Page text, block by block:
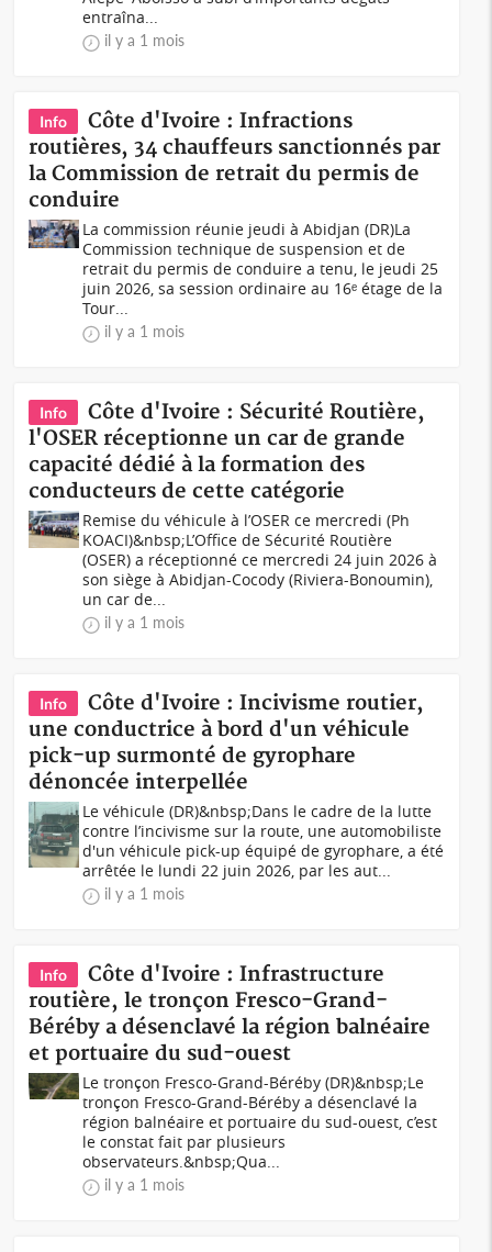
entraîna...
il y a 1 mois
Info
Côte d'Ivoire : Infractions
routières, 34 chauffeurs sanctionnés par
la Commission de retrait du permis de
conduire
La commission réunie jeudi à Abidjan (DR)La
Commission technique de suspension et de
retrait du permis de conduire a tenu, le jeudi 25
juin 2026, sa session ordinaire au 16ᵉ étage de la
Tour...
il y a 1 mois
Info
Côte d'Ivoire : Sécurité Routière,
l'OSER réceptionne un car de grande
capacité dédié à la formation des
conducteurs de cette catégorie
Remise du véhicule à l’OSER ce mercredi (Ph
KOACI)&nbsp;L’Office de Sécurité Routière
(OSER) a réceptionné ce mercredi 24 juin 2026 à
son siège à Abidjan-Cocody (Riviera-Bonoumin),
un car de...
il y a 1 mois
Info
Côte d'Ivoire : Incivisme routier,
une conductrice à bord d'un véhicule
pick-up surmonté de gyrophare
dénoncée interpellée
Le véhicule (DR)&nbsp;Dans le cadre de la lutte
contre l’incivisme sur la route, une automobiliste
d'un véhicule pick-up équipé de gyrophare, a été
arrêtée le lundi 22 juin 2026, par les aut...
il y a 1 mois
Info
Côte d'Ivoire : Infrastructure
routière, le tronçon Fresco-Grand-
Béréby a désenclavé la région balnéaire
et portuaire du sud-ouest
Le tronçon Fresco-Grand-Béréby (DR)&nbsp;Le
tronçon Fresco-Grand-Béréby a désenclavé la
région balnéaire et portuaire du sud-ouest, c’est
le constat fait par plusieurs
observateurs.&nbsp;Qua...
il y a 1 mois